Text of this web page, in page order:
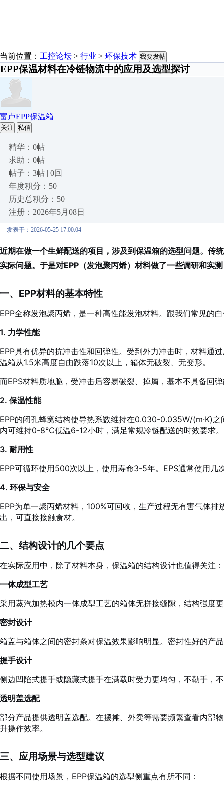
当前位置： 工控论坛 > 行业 > 环保技术 我要发帖
EPP保温材料在冷链物流中的应用及选型探讨
富卢EPP保温箱
关注 私信
精华：0帖
求助：0帖
帖子：3帖 | 0回
年度积分：50
历史总积分：50
注册：2026年5月08日
发表于：2026-05-25 17:00:04
近期在做一个生鲜配送的项目，涉及到保温箱的选型问题。传
实际问题。于是对EPP（发泡聚丙烯）材料做了一些调研和实
一、EPP材料的基本特性
EPP全称发泡聚丙烯，是一种高性能发泡材料。跟我们常见的
1. 力学性能
EPP具有优异的抗冲击性和回弹性。受到外力冲击时，材料通
温箱从1.5米高度自由跌落10次以上，箱体无破裂、无变形。
而EPS材料质地脆，受冲击后容易破裂、掉屑，基本不具备回
2. 保温性能
EPP的闭孔蜂窝结构使导热系数维持在0.030-0.035W/(m·K)
内可维持0-8℃低温6-12小时，满足常规冷链配送的时效要求。
3. 耐用性
EPP可循环使用500次以上，使用寿命3-5年。EPS通常使用几
4. 环保与安全
EPP为单一聚丙烯材料，100%可回收，生产过程无有害气体
出，可直接接触食材。
二、结构设计的几个要点
在实际应用中，除了材料本身，保温箱的结构设计也值得关注：
一体成型工艺
采用蒸汽加热模内一体成型工艺的箱体无拼接缝隙，结构强度
密封设计
箱盖与箱体之间的密封条对保温效果影响明显。密封性好的产
提手设计
侧边凹陷式提手或隐藏式提手在满载时受力更均匀，不勒手，
透明盖选配
部分产品提供透明盖选配。在摆摊、外卖等需要频繁查看内部
升操作效率。
三、应用场景与选型建议
根据不同使用场景，EPP保温箱的选型侧重点有所不同：